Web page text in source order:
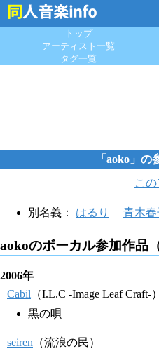
トップ
アーティスト一覧
タグ一覧
「aoko」の
こ
別名義： はるり 青木春
aokoのボーカル参加作品（
2006年
Cabil （I.L.C -Image Leaf Craft-）
黒の唄
seiren （流浪の民）